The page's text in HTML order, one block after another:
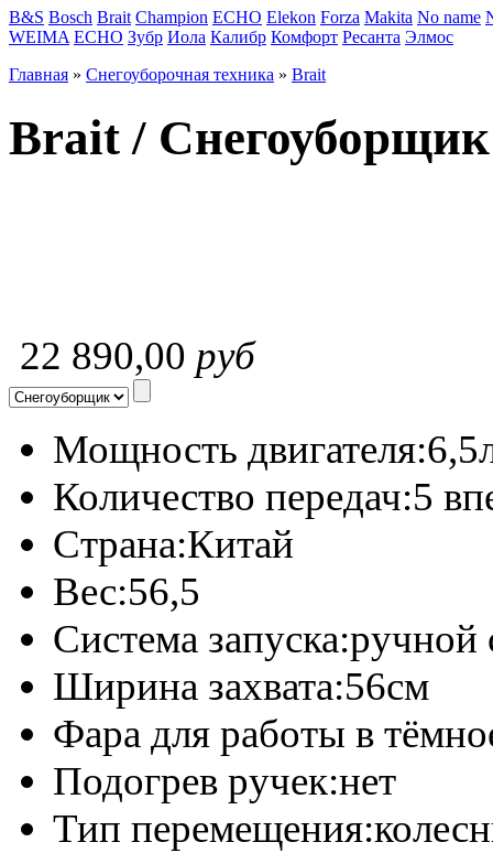
B&S Bosch Brait Champion ECHO Elekon Forza Makita No name
WEIMA ЕСНО Зубр Иола Калибр Комфорт Ресанта Элмос
Главная » Снегоуборочная техника » Brait
Brait /
22 890,00 руб
Мощность двигателя:
Количество передач:5
Страна:Китай
Вес:56,5
Система запуска:ручной
Ширина захвата:56см
Фара для работы в
Подогрев ручек:нет
Тип перемещения: